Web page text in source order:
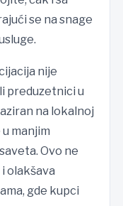
se na snage
nije
preduzetnici u
na lokalnoj
manjim
Ovo ne
olakšava
gde kupci